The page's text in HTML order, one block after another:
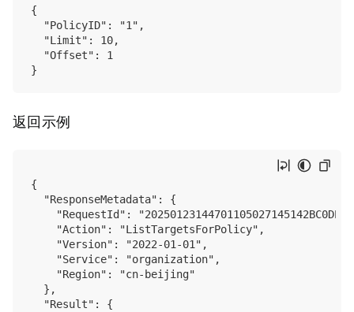
{
  "PolicyID": "1",
  "Limit": 10,
  "Offset": 1
返回示例
{
  "ResponseMetadata": {
"RequestId":
    "Action": "ListTargetsForPolicy",
    "Version": "2022-01-01",
    "Service": "organization",
    "Region": "cn-beijing"
  },
  "Result": {